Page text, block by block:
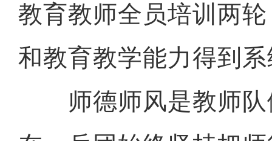
教育教师全员培训两
和教育教学能力得到
师德师风是教师队